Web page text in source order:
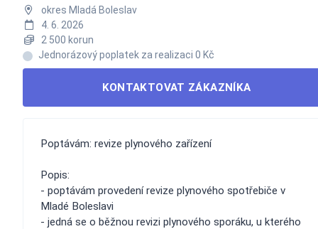
okres Mladá Boleslav
4. 6. 2026
2 500 korun
Jednorázový poplatek za realizaci 0 Kč
KONTAKTOVAT ZÁKAZNÍKA
Poptávám: revize plynového zařízení
Popis:
- poptávám provedení revize plynového spotřebiče v
Mladé Boleslavi
- jedná se o běžnou revizi plynového sporáku, u kterého